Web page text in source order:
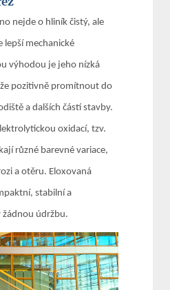
nejde o hliník čistý, ale
lepší mechanické
výhodou je jeho nízká
pozitivně promítnout do
a dalších částí stavby.
oxidací, tzv.
různé barevné variace,
a otěru. Eloxovaná
stabilní a
žádnou údržbu.